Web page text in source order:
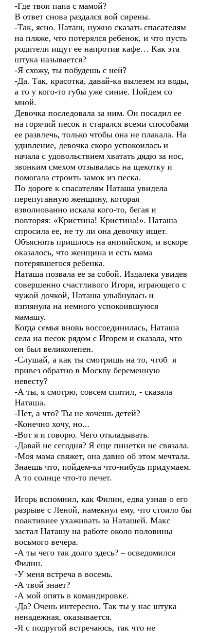
-Где твои папа с мамой?
В ответ снова раздался вой сирены.
-Так, ясно. Наташ, нужно сказать спасателям
на пляже, что потерялся ребенок, и что пусть
родители ищут ее напротив кафе… Как эта
штука называется?
-Я схожу, ты побудешь с ней?
-Да. Так, красотка, давай-ка вылезем из воды,
а то у кого-то губы уже синие. Пойдем со
мной.
Девочка последовала за ним. Он посадил ее
на горячий песок и старался всеми способами
ее развлечь, только чтобы она не плакала. На
удивление, девочка скоро успокоилась и
начала с удовольствием хватать дядю за нос,
звонким смехом отзывалась на щекотку и
помогала строить замок из песка.
По дороге к спасателям Наташа увидела
перепуганную женщину, которая
взволнованно искала кого-то, бегая и
повторяя: «Кристина! Кристина!». Наташа
спросила ее, не ту ли она девочку ищет.
Объяснять пришлось на английском, и вскоре
оказалось, что женщина и есть мама
потерявшегося ребенка.
Наташа позвала ее за собой. Издалека увидев
совершенно счастливого Игоря, играющего с
чужой дочкой, Наташа улыбнулась и
взглянула на немного успокоившуюся
мамашу.
Когда семья вновь воссоединилась, Наташа
села на песок рядом с Игорем и сказала, что
он был великолепен.
-Слушай, а как ты смотришь на то, чтоб я
привез обратно в Москву беременную
невесту?
-А ты, я смотрю, совсем спятил, - сказала
Наташа.
-Нет, а что? Ты не хочешь детей?
-Конечно хочу, но...
-Вот я и говорю. Чего откладывать.
-Давай не сегодня? Я еще пинетки не связала.
-Моя мама свяжет, она давно об этом мечтала.
Знаешь что, пойдем-ка что-нибудь придумаем.
А то солнце что-то печет.
Игорь вспомнил, как Филин, едва узнав о его
разрыве с Леной, намекнул ему, что стоило бы
поактивнее ухаживать за Наташей. Макс
застал Наташу на работе около половины
восьмого вечера.
-А ты чего так долго здесь? – осведомился
Филин.
-У меня встреча в восемь.
-А твой знает?
-А мой опять в командировке.
-Да? Очень интересно. Так ты у нас штука
ненадежная, оказывается.
-Я с подругой встречаюсь, так что не